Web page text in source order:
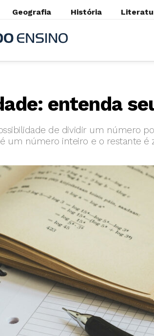
Geografia História
entenda
de dividir um número
um número inteiro e o restante é